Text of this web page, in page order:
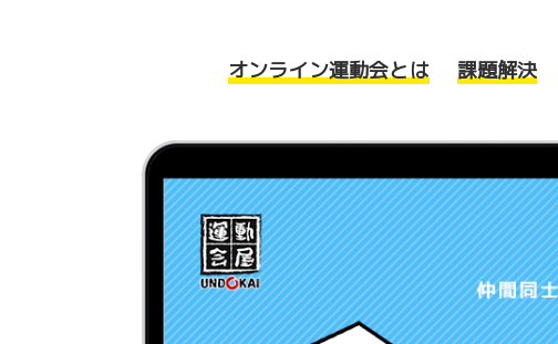
オンライン運動会とは 課題解決